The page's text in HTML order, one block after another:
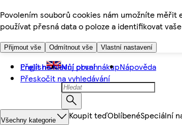
Povolením souborů cookies nám umožníte
používat přesná data o poloze a identifikovat
Přijmout vše Odmítnout vše Vlastní nastavení
Přejít na hlavní obsah
Přeskočit na vyhledávání
English Můj první nákupNápověda
Všechny kategorie Koupit teďOblíbenéSpeciální